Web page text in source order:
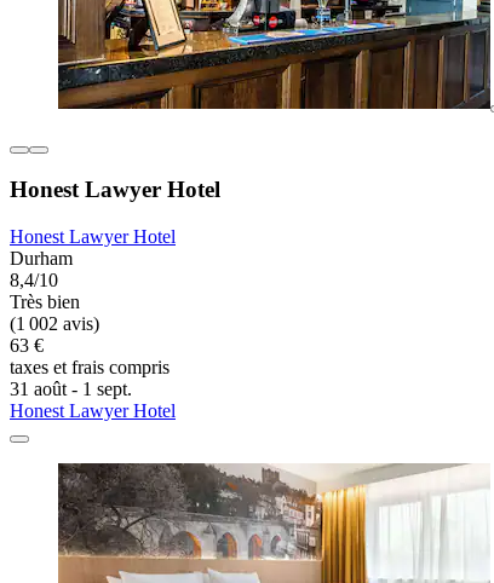
Honest Lawyer Hotel
Honest Lawyer Hotel
Durham
8,4/10
Très bien
(1 002 avis)
63 €
taxes et frais compris
31 août - 1 sept.
Honest Lawyer Hotel